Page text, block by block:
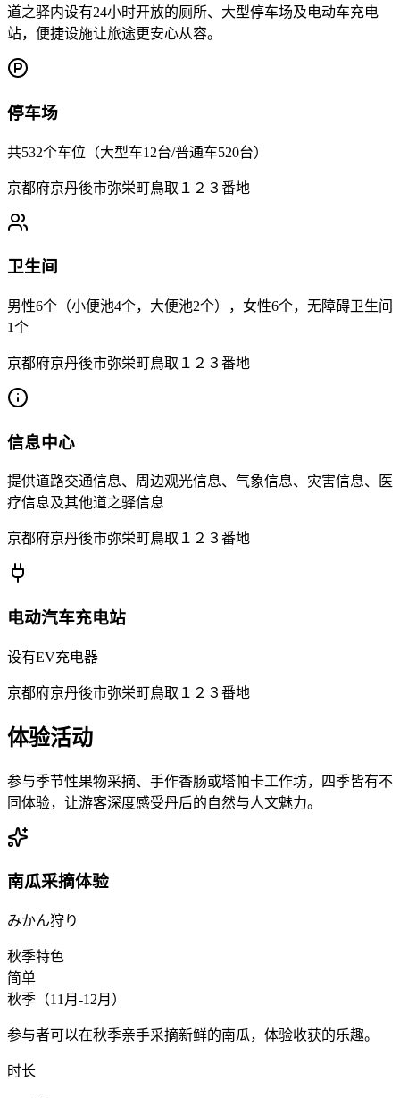
道之驿内设有24小时开放的厕所、大型停车场及电动车充电
站，便捷设施让旅途更安心从容。
停车场
共532个车位（大型车12台/普通车520台）
京都府京丹後市弥栄町鳥取１２３番地
卫生间
男性6个（小便池4个，大便池2个），女性6个，无障碍卫生间
1个
京都府京丹後市弥栄町鳥取１２３番地
信息中心
提供道路交通信息、周边观光信息、气象信息、灾害信息、医
疗信息及其他道之驿信息
京都府京丹後市弥栄町鳥取１２３番地
电动汽车充电站
设有EV充电器
京都府京丹後市弥栄町鳥取１２３番地
体验活动
参与季节性果物采摘、手作香肠或塔帕卡工作坊，四季皆有不
同体验，让游客深度感受丹后的自然与人文魅力。
南瓜采摘体验
みかん狩り
秋季特色
简单
秋季（11月-12月）
参与者可以在秋季亲手采摘新鲜的南瓜，体验收获的乐趣。
时长